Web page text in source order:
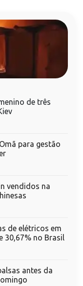
de três
para gestão
vendidos na
de elétricos em
30,67% no Brasil
antes da